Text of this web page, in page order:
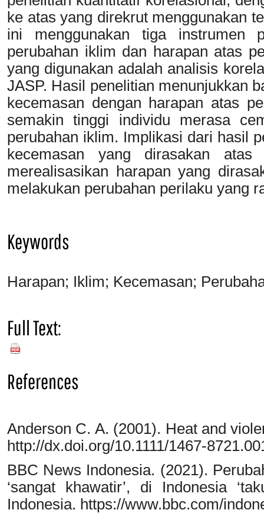
ke atas yang direkrut menggunakan
ini menggunakan tiga instrumen
perubahan iklim dan harapan atas
yang digunakan adalah analisis
JASP. Hasil penelitian menunjukkan
kecemasan dengan harapan atas
semakin tinggi individu merasa
perubahan iklim. Implikasi dari hasil
kecemasan yang dirasakan
merealisasikan harapan yang
melakukan perubahan perilaku yang
Keywords
Harapan; Iklim; Kecemasan;
Full Text:
PDF
References
Anderson C. A. (2001). Heat and
http://dx.doi.org/10.1111/1467-
BBC News Indonesia. (2021).
‘sangat khawatir’, di Indonesia
Indonesia. https://www.bbc.com/